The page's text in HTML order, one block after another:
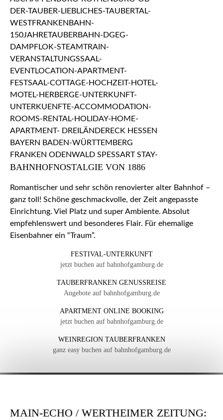
BAHNHOFNOSTALGIE VON 1886
Romantischer und sehr schön renovierter alter Bahnhof –
ganz toll! Schöne geschmackvolle, der Zeit angepasste
Einrichtung. Viel Platz und super Ambiente. Absolut
empfehlenswert und besonderes Flair. Für ehemalige
Eisenbahner ein “Traum”.
FESTIVAL-UNTERKUNFT
jetzt buchen auf bahnhofgamburg.de
TAUBERFRANKEN GENUSSREISE
Angebote auf bahnhofgamburg.de
APARTMENT ONLINE BOOKING
jetzt buchen auf bahnhofgamburg.de
WEINREGION TAUBERFRANKEN
ganz easy buchen auf bahnhofgamburg.de
MAIN-ECHO / WERTHEIMER ZEITUNG: